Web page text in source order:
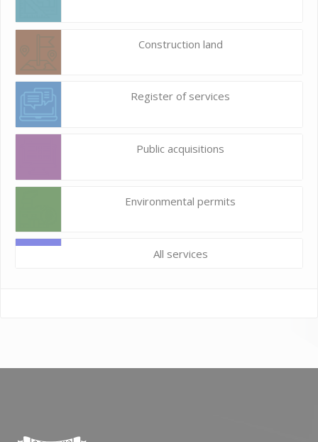
Construction land
Register of services
Public acquisitions
Environmental permits
All services